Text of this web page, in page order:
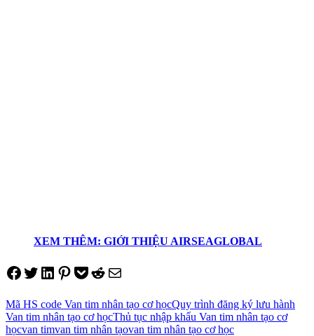
XEM THÊM: GIỚI THIỆU AIRSEAGLOBAL
Share on Facebook
Tweet on Twitter
Share on LinkedIn
Pin on Pinterest
Save to pocket
Share on Reddit
Share via Email
Mã HS code Van tim nhân tạo cơ họcQuy trình đăng ký lưu hành
Van tim nhân tạo cơ họcThủ tục nhập khẩu Van tim nhân tạo cơ
họcvan timvan tim nhân tạovan tim nhân tạo cơ học